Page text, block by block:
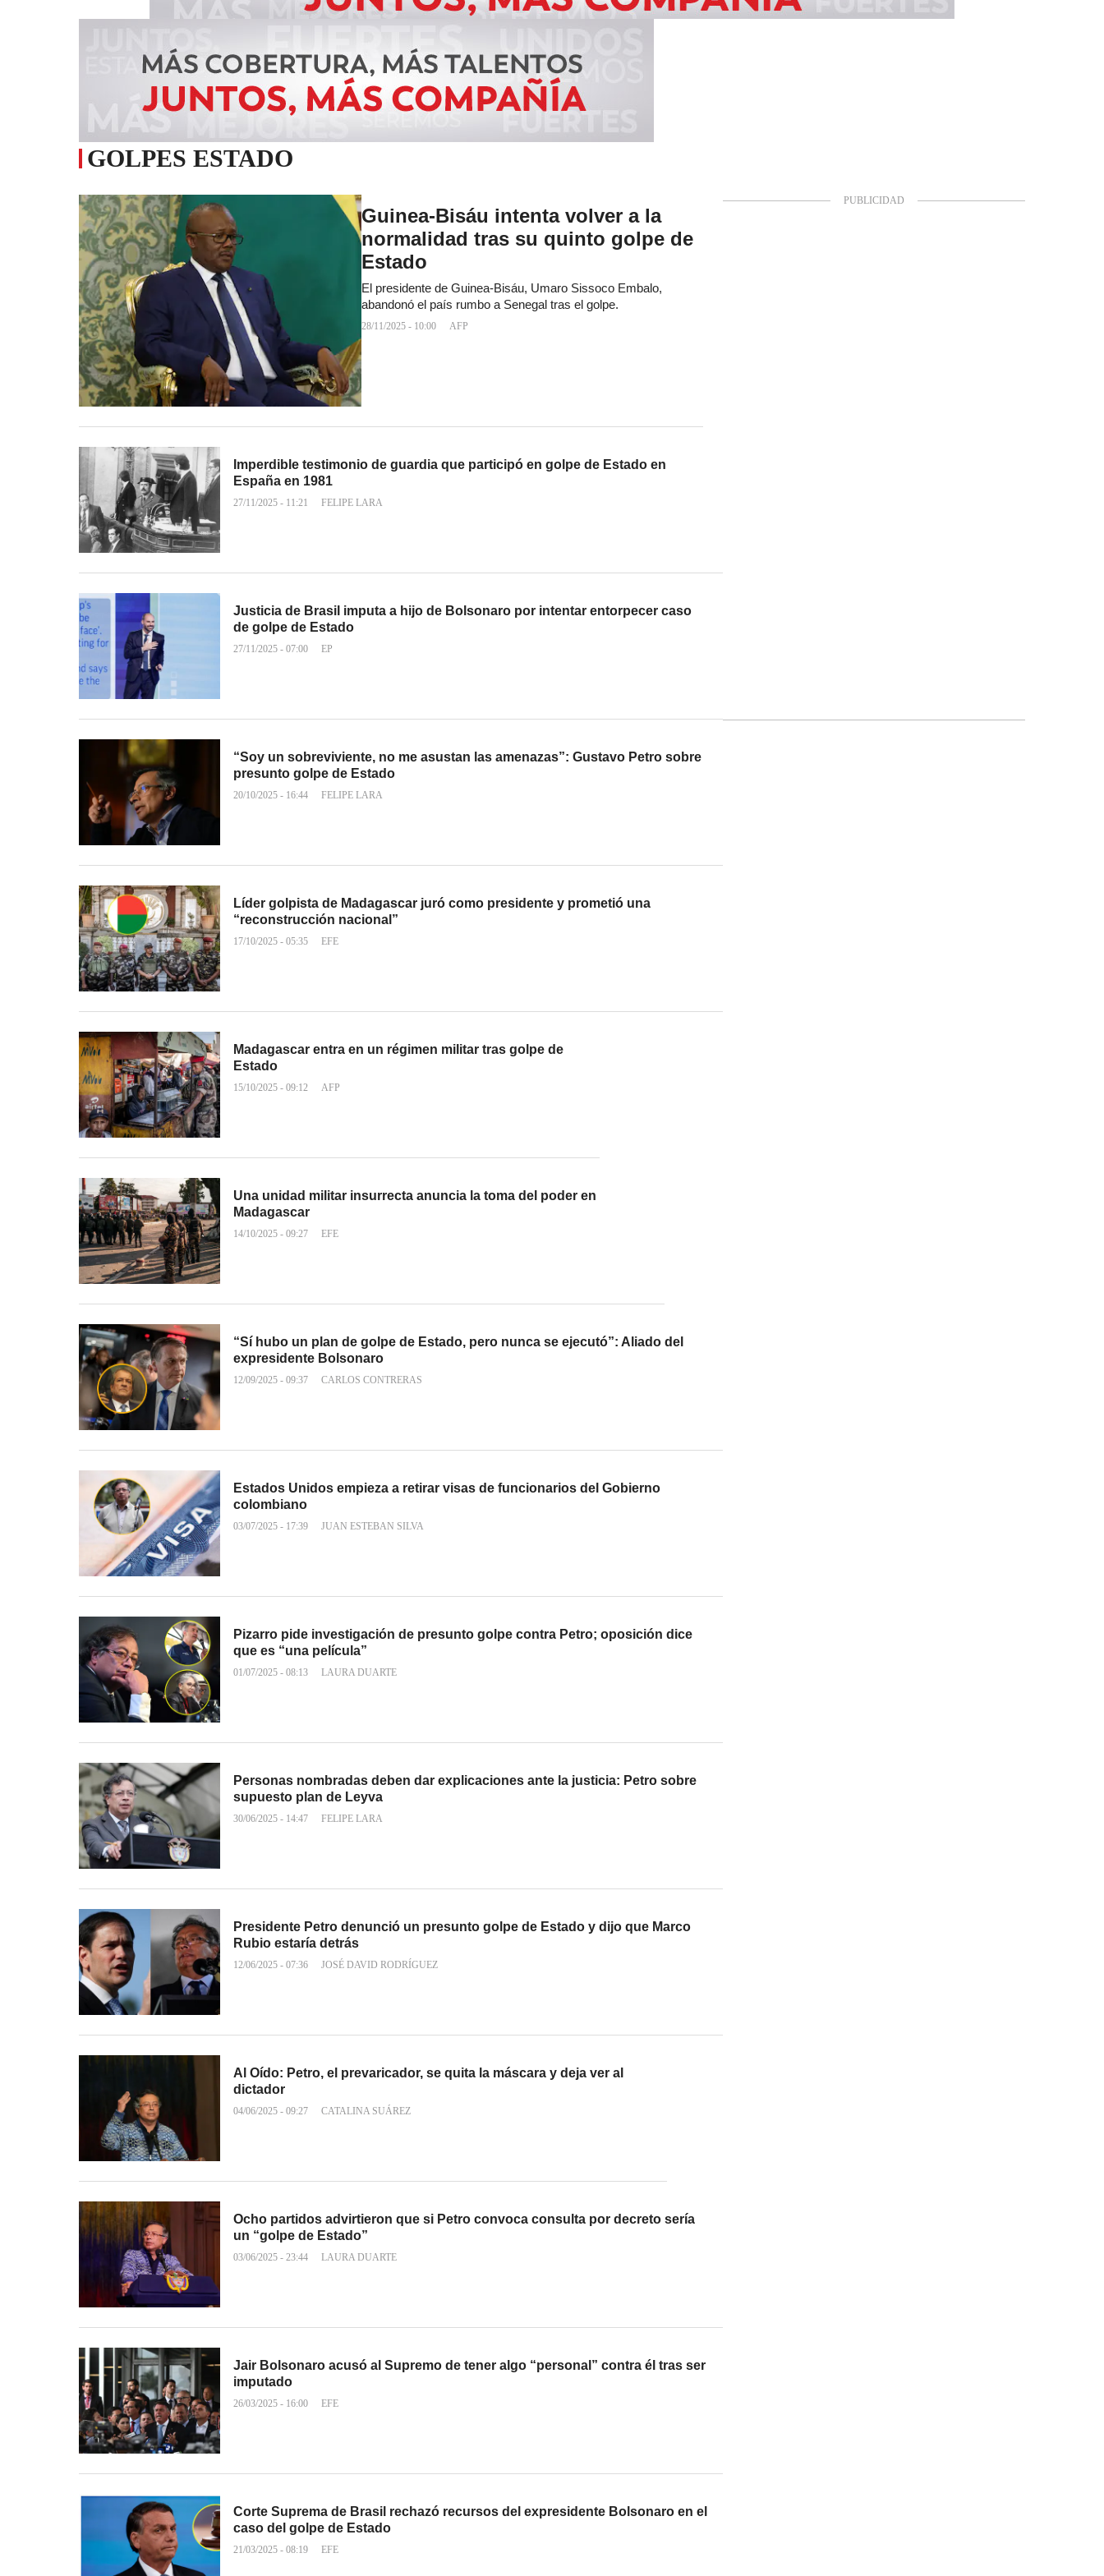
GOLPES ESTADO
Guinea-Bisáu intenta volver a la
normalidad tras su quinto golpe de
Estado
El presidente de Guinea-Bisáu, Umaro Sissoco Embalo,
abandonó el país rumbo a Senegal tras el golpe.
28/11/2025 - 10:00 AFP
Imperdible testimonio de guardia que participó en golpe de Estado en
España en 1981
27/11/2025 - 11:21 FELIPE LARA
Justicia de Brasil imputa a hijo de Bolsonaro por intentar entorpecer caso
de golpe de Estado
27/11/2025 - 07:00 EP
“Soy un sobreviviente, no me asustan las amenazas”: Gustavo Petro sobre
presunto golpe de Estado
20/10/2025 - 16:44 FELIPE LARA
Líder golpista de Madagascar juró como presidente y prometió una
“reconstrucción nacional”
17/10/2025 - 05:35 EFE
Madagascar entra en un régimen militar tras golpe de
Estado
15/10/2025 - 09:12 AFP
Una unidad militar insurrecta anuncia la toma del poder en
Madagascar
14/10/2025 - 09:27 EFE
“Sí hubo un plan de golpe de Estado, pero nunca se ejecutó”: Aliado del
expresidente Bolsonaro
12/09/2025 - 09:37 CARLOS CONTRERAS
Estados Unidos empieza a retirar visas de funcionarios del Gobierno
colombiano
03/07/2025 - 17:39 JUAN ESTEBAN SILVA
Pizarro pide investigación de presunto golpe contra Petro; oposición dice
que es “una película”
01/07/2025 - 08:13 LAURA DUARTE
Personas nombradas deben dar explicaciones ante la justicia: Petro sobre
supuesto plan de Leyva
30/06/2025 - 14:47 FELIPE LARA
Presidente Petro denunció un presunto golpe de Estado y dijo que Marco
Rubio estaría detrás
12/06/2025 - 07:36 JOSÉ DAVID RODRÍGUEZ
Al Oído: Petro, el prevaricador, se quita la máscara y deja ver al
dictador
04/06/2025 - 09:27 CATALINA SUÁREZ
Ocho partidos advirtieron que si Petro convoca consulta por decreto sería
un “golpe de Estado”
03/06/2025 - 23:44 LAURA DUARTE
Jair Bolsonaro acusó al Supremo de tener algo “personal” contra él tras ser
imputado
26/03/2025 - 16:00 EFE
Corte Suprema de Brasil rechazó recursos del expresidente Bolsonaro en el
caso del golpe de Estado
21/03/2025 - 08:19 EFE